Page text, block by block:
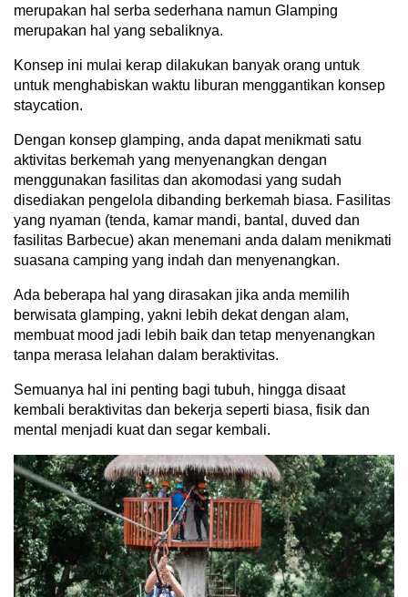
merupakan hal serba sederhana namun Glamping
merupakan hal yang sebaliknya.
Konsep ini mulai kerap dilakukan banyak orang untuk
untuk menghabiskan waktu liburan menggantikan konsep
staycation.
Dengan konsep glamping, anda dapat menikmati satu
aktivitas berkemah yang menyenangkan dengan
menggunakan fasilitas dan akomodasi yang sudah
disediakan pengelola dibanding berkemah biasa. Fasilitas
yang nyaman (tenda, kamar mandi, bantal, duved dan
fasilitas Barbecue) akan menemani anda dalam menikmati
suasana camping yang indah dan menyenangkan.
Ada beberapa hal yang dirasakan jika anda memilih
berwisata glamping, yakni lebih dekat dengan alam,
membuat mood jadi lebih baik dan tetap menyenangkan
tanpa merasa lelahan dalam beraktivitas.
Semuanya hal ini penting bagi tubuh, hingga disaat
kembali beraktivitas dan bekerja seperti biasa, fisik dan
mental menjadi kuat dan segar kembali.